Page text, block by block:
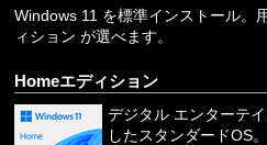
Windows 11 を標準インストール。
ィション が選べます。
Homeエディション
デジタル エンターテ
したスタンダードOS。